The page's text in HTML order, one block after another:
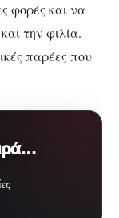
φορές και να
την φιλία.
παρέες που